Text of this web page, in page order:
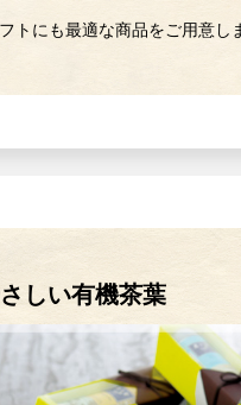
トにも最適な商品をご用意し
しい有機茶葉